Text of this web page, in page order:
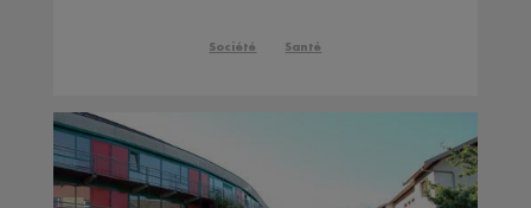
économique
Société Santé